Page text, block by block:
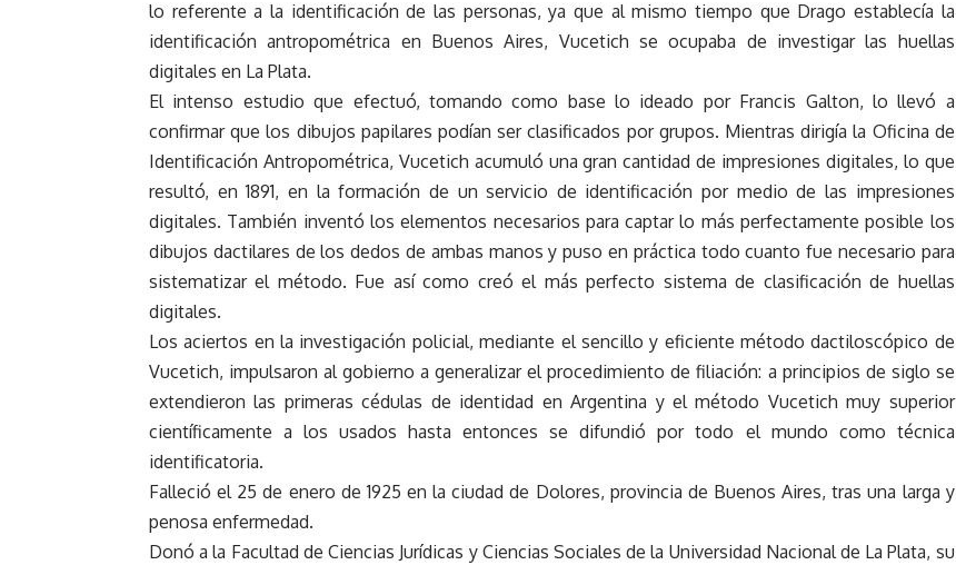
lo referente a la identificación de las personas, ya que al mismo tiempo que Drago establecía la
identificación antropométrica en Buenos Aires, Vucetich se ocupaba de investigar las huellas
digitales en La Plata.
El intenso estudio que efectuó, tomando como base lo ideado por Francis Galton, lo llevó a
confirmar que los dibujos papilares podían ser clasificados por grupos. Mientras dirigía la Oficina de
Identificación Antropométrica, Vucetich acumuló una gran cantidad de impresiones digitales, lo que
resultó, en 1891, en la formación de un servicio de identificación por medio de las impresiones
digitales. También inventó los elementos necesarios para captar lo más perfectamente posible los
dibujos dactilares de los dedos de ambas manos y puso en práctica todo cuanto fue necesario para
sistematizar el método. Fue así como creó el más perfecto sistema de clasificación de huellas
digitales.
Los aciertos en la investigación policial, mediante el sencillo y eficiente método dactiloscópico de
Vucetich, impulsaron al gobierno a generalizar el procedimiento de filiación: a principios de siglo se
extendieron las primeras cédulas de identidad en Argentina y el método Vucetich muy superior
científicamente a los usados hasta entonces se difundió por todo el mundo como técnica
identificatoria.
Falleció el 25 de enero de 1925 en la ciudad de Dolores, provincia de Buenos Aires, tras una larga y
penosa enfermedad.
Donó a la Facultad de Ciencias Jurídicas y Ciencias Sociales de la Universidad Nacional de La Plata, su